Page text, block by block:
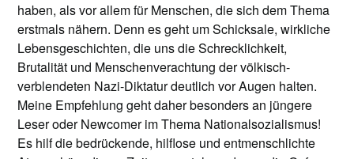
haben, als vor allem für Menschen, die sich dem Thema
erstmals nähern. Denn es geht um Schicksale, wirkliche
Lebensgeschichten, die uns die Schrecklichkeit,
Brutalität und Menschenverachtung der völkisch-
verblendeten Nazi-Diktatur deutlich vor Augen halten.
Meine Empfehlung geht daher besonders an jüngere
Leser oder Newcomer im Thema Nationalsozialismus!
Es hilf die bedrückende, hilflose und entmenschlichte